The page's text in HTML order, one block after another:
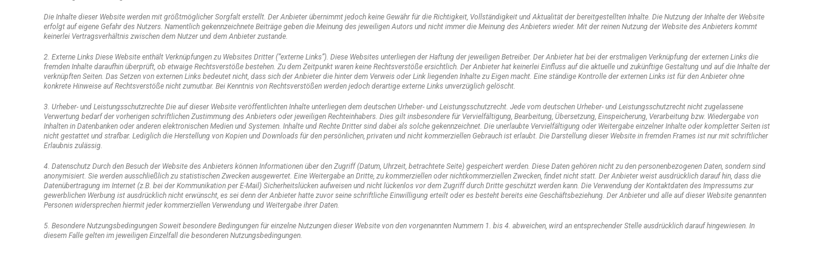
Die Inhalte dieser Website werden mit größtmöglicher Sorgfalt erstellt. Der Anbieter übernimmt jedoch keine Gewähr für die Richtigkeit, Vollständigkeit und Aktualität der bereitgestellten Inhalte. Die Nutzung der Inhalte der Website
erfolgt auf eigene Gefahr des Nutzers. Namentlich gekennzeichnete Beiträge geben die Meinung des jeweiligen Autors und nicht immer die Meinung des Anbieters wieder. Mit der reinen Nutzung der Website des Anbieters kommt
keinerlei Vertragsverhältnis zwischen dem Nutzer und dem Anbieter zustande.
2. Externe Links Diese Website enthält Verknüpfungen zu Websites Dritter (“externe Links”). Diese Websites unterliegen der Haftung der jeweiligen Betreiber. Der Anbieter hat bei der erstmaligen Verknüpfung der externen Links die
fremden Inhalte daraufhin überprüft, ob etwaige Rechtsverstöße bestehen. Zu dem Zeitpunkt waren keine Rechtsverstöße ersichtlich. Der Anbieter hat keinerlei Einfluss auf die aktuelle und zukünftige Gestaltung und auf die Inhalte der
verknüpften Seiten. Das Setzen von externen Links bedeutet nicht, dass sich der Anbieter die hinter dem Verweis oder Link liegenden Inhalte zu Eigen macht. Eine ständige Kontrolle der externen Links ist für den Anbieter ohne
konkrete Hinweise auf Rechtsverstöße nicht zumutbar. Bei Kenntnis von Rechtsverstößen werden jedoch derartige externe Links unverzüglich gelöscht.
3. Urheber- und Leistungsschutzrechte Die auf dieser Website veröffentlichten Inhalte unterliegen dem deutschen Urheber- und Leistungsschutzrecht. Jede vom deutschen Urheber- und Leistungsschutzrecht nicht zugelassene
Verwertung bedarf der vorherigen schriftlichen Zustimmung des Anbieters oder jeweiligen Rechteinhabers. Dies gilt insbesondere für Vervielfältigung, Bearbeitung, Übersetzung, Einspeicherung, Verarbeitung bzw. Wiedergabe von
Inhalten in Datenbanken oder anderen elektronischen Medien und Systemen. Inhalte und Rechte Dritter sind dabei als solche gekennzeichnet. Die unerlaubte Vervielfältigung oder Weitergabe einzelner Inhalte oder kompletter Seiten ist
nicht gestattet und strafbar. Lediglich die Herstellung von Kopien und Downloads für den persönlichen, privaten und nicht kommerziellen Gebrauch ist erlaubt. Die Darstellung dieser Website in fremden Frames ist nur mit schriftlicher
Erlaubnis zulässig.
4. Datenschutz Durch den Besuch der Website des Anbieters können Informationen über den Zugriff (Datum, Uhrzeit, betrachtete Seite) gespeichert werden. Diese Daten gehören nicht zu den personenbezogenen Daten, sondern sind
anonymisiert. Sie werden ausschließlich zu statistischen Zwecken ausgewertet. Eine Weitergabe an Dritte, zu kommerziellen oder nichtkommerziellen Zwecken, findet nicht statt. Der Anbieter weist ausdrücklich darauf hin, dass die
Datenübertragung im Internet (z.B. bei der Kommunikation per E-Mail) Sicherheitslücken aufweisen und nicht lückenlos vor dem Zugriff durch Dritte geschützt werden kann. Die Verwendung der Kontaktdaten des Impressums zur
gewerblichen Werbung ist ausdrücklich nicht erwünscht, es sei denn der Anbieter hatte zuvor seine schriftliche Einwilligung erteilt oder es besteht bereits eine Geschäftsbeziehung. Der Anbieter und alle auf dieser Website genannten
Personen widersprechen hiermit jeder kommerziellen Verwendung und Weitergabe ihrer Daten.
5. Besondere Nutzungsbedingungen Soweit besondere Bedingungen für einzelne Nutzungen dieser Website von den vorgenannten Nummern 1. bis 4. abweichen, wird an entsprechender Stelle ausdrücklich darauf hingewiesen. In
diesem Falle gelten im jeweiligen Einzelfall die besonderen Nutzungsbedingungen.